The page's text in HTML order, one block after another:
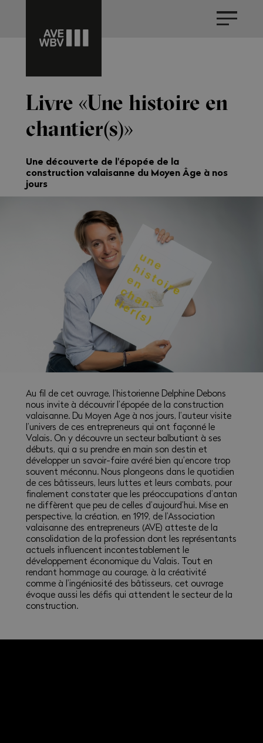
Livre « Une histoire en
chantier(s) »
Une découverte de l'épopée de la
construction valaisanne du Moyen Âge à nos
jours
Au fil de cet ouvrage, l’historienne Delphine Debons
nous invite à découvrir l’épopée de la construction
valaisanne. Du Moyen Age à nos jours, l’auteur visite
l’univers de ces entrepreneurs qui ont façonné le
Valais. On y découvre un secteur balbutiant à ses
débuts, qui a su prendre en main son destin et
développer un savoir-faire avéré bien qu’encore trop
souvent méconnu. Nous plongeons dans le quotidien
de ces bâtisseurs, leurs luttes et leurs combats, pour
finalement constater que les préoccupations d’antan
ne diffèrent que peu de celles d’aujourd’hui. Mise en
perspective, la création, en 1919, de l’Association
valaisanne des entrepreneurs (AVE) atteste de la
consolidation de la profession dont les représentants
actuels influencent incontestablement le
développement économique du Valais. Tout en
rendant hommage au courage, à la créativité
comme à l’ingéniosité des bâtisseurs, cet ouvrage
évoque aussi les défis qui attendent le secteur de la
construction.